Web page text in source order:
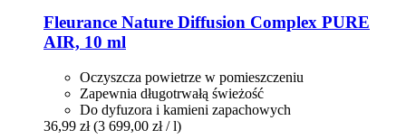
Fleurance Nature Diffusion Complex PURE
AIR, 10 ml
Oczyszcza powietrze w pomieszczeniu
Zapewnia długotrwałą świeżość
Do dyfuzora i kamieni zapachowych
36,99 zł (3 699,00 zł / l)